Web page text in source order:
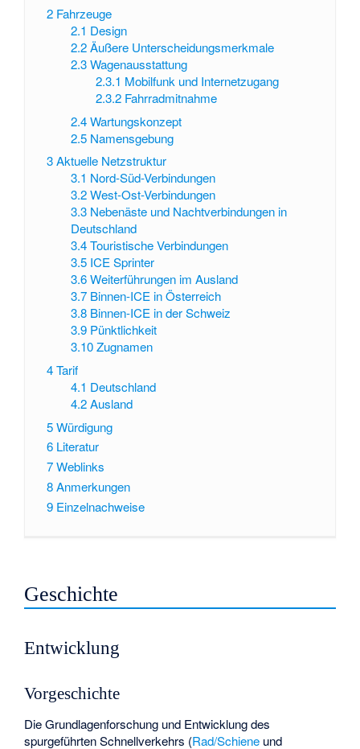
2 Fahrzeuge
2.1 Design
2.2 Äußere Unterscheidungsmerkmale
2.3 Wagenausstattung
2.3.1 Mobilfunk und Internetzugang
2.3.2 Fahrradmitnahme
2.4 Wartungskonzept
2.5 Namensgebung
3Aktuelle Netzstruktur
3.1 Nord-Süd-Verbindungen
3.2 West-Ost-Verbindungen
3.3 Nebenäste und Nachtverbindungen in
Deutschland
3.4 Touristische Verbindungen
3.5 ICE Sprinter
3.6 Weiterführungen im Ausland
3.7 Binnen-ICE in Österreich
3.8 Binnen-ICE in der Schweiz
3.9 Pünktlichkeit
3.10 Zugnamen
4Tarif
4.1 Deutschland
4.2 Ausland
5Würdigung
6 Literatur
7Weblinks
8Anmerkungen
9 Einzelnachweise
Geschichte
Entwicklung
Vorgeschichte
Die Grundlagenforschung und Entwicklung des
spurgeführten Schnellverkehrs (Rad/Schiene und